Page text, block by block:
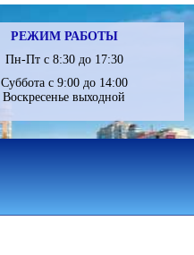
РЕЖИМ РАБОТЫ
Пн-Пт с 8:30 до 17:30
Суббота с 9:00 до 14:00
Воскресенье выходной